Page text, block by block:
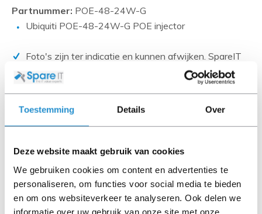
Toestemming Details Over
Deze website maakt gebruik van cookies
We gebruiken cookies om content en advertenties te
personaliseren, om functies voor social media te bieden
en om ons websiteverkeer te analyseren. Ook delen we
informatie over uw gebruik van onze site met onze
Partnummer: POE-48-24W-G
Ubiquiti POE-48-24W-G POE injector
Foto's zijn ter indicatie en kunnen afwijken. SpareIT
probeert dit zo correct mogelijk weer te geven.
Product foto’s en specificaties worden beschikbaar
gesteld door Universele Databases en zijn vaak
Wanneer het artikel een 'Refurbished product' betreft is
deze door ons getest en heeft het een A-grade conditie
(tenzij anders aangegeven). Bij Refurbished artikelen zijn
kabels, software media en handleidingen niet inbegrepen